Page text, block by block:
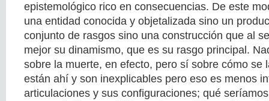
epistemológico rico en consecuencias. De este
una entidad conocida y objetalizada sino un
conjunto de rasgos sino una construcción que al
mejor su dinamismo, que es su rasgo principal.
sobre la muerte, en efecto, pero sí sobre cómo se
están ahí y son inexplicables pero eso es menos
articulaciones y sus configuraciones; qué